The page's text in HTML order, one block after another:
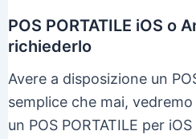
POS PORTATILE iOS o
richiederlo
Avere a disposizione un
semplice che mai,
un POS PORTATILE per